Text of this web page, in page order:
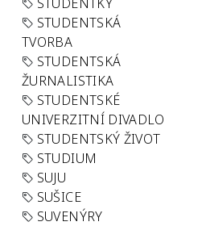
STUDENTSKÁ
TVORBA
STUDENTSKÁ
ŽURNALISTIKA
STUDENTSKÉ
UNIVERZITNÍ DIVADLO
STUDENTSKÝ ŽIVOT
STUDIUM
SUJU
SUŠICE
SUVENÝRY